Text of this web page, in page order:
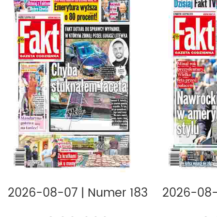
tagi:POPULARNETYTULY,
2026-08-07| Numer 183 2026-